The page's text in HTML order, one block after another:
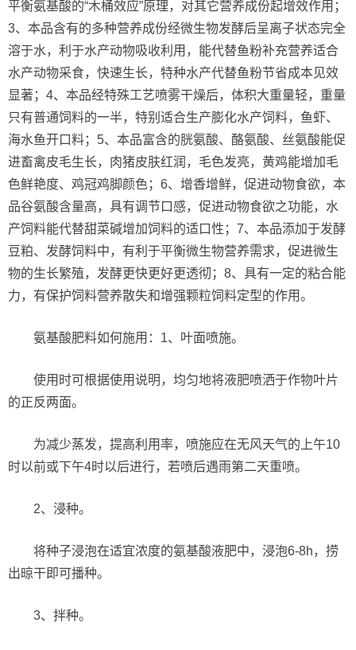
平衡氨基酸的“木桶效应”原理，对其它营养成份起增效作用；
3、本品含有的多种营养成份经微生物发酵后呈离子状态完全
溶于水，利于水产动物吸收利用，能代替鱼粉补充营养适合
水产动物采食，快速生长，特种水产代替鱼粉节省成本见效
显著；4、本品经特殊工艺喷雾干燥后，体积大重量轻，重量
只有普通饲料的一半，特别适合生产膨化水产饲料，鱼虾、
海水鱼开口料；5、本品富含的胱氨酸、酪氨酸、丝氨酸能促
进畜禽皮毛生长，肉猪皮肤红润，毛色发亮，黄鸡能增加毛
色鲜艳度、鸡冠鸡脚颜色；6、增香增鲜，促进动物食欲，本
品谷氨酸含量高，具有调节口感，促进动物食欲之功能，水
产饲料能代替甜菜碱增加饲料的适口性；7、本品添加于发酵
豆粕、发酵饲料中，有利于平衡微生物营养需求，促进微生
物的生长繁殖，发酵更快更好更透彻；8、具有一定的粘合能
力，有保护饲料营养散失和增强颗粒饲料定型的作用。
氨基酸肥料如何施用：1、叶面喷施。
使用时可根据使用说明，均匀地将液肥喷洒于作物叶片
的正反两面。
为减少蒸发，提高利用率，喷施应在无风天气的上午10
时以前或下午4时以后进行，若喷后遇雨第二天重喷。
2、浸种。
将种子浸泡在适宜浓度的氨基酸液肥中，浸泡6-8h，捞
出晾干即可播种。
3、拌种。